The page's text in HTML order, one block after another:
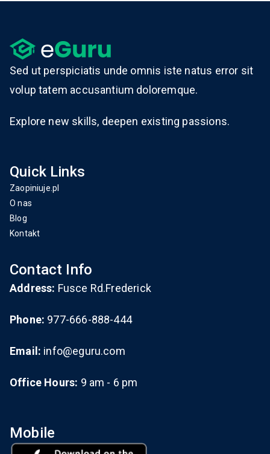
Sed ut perspiciatis unde omnis iste natus error sit
volup tatem accusantium doloremque.
Explore new skills, deepen existing passions.
Quick Links
Zaopiniuje.pl
O nas
Blog
Kontakt
Contact Info
Address: Fusce Rd.Frederick
Phone: 977-666-888-444
Email: info@eguru.com
Office Hours: 9 am - 6 pm
Mobile